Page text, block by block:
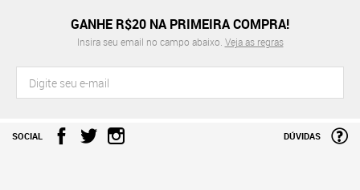
GANHE R$20 NA PRIMEIRA COMPRA!
Insira seu email no campo abaixo. Veja as regras
SOCIAL DÚVIDAS